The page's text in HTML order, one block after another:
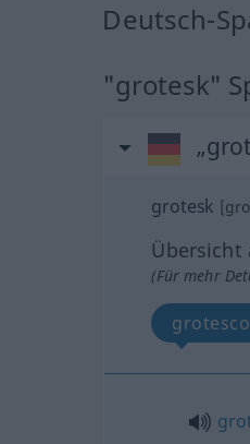
Deutsch-
"grotesk"
grotesk
Übersicht
(Für mehr
grotesco